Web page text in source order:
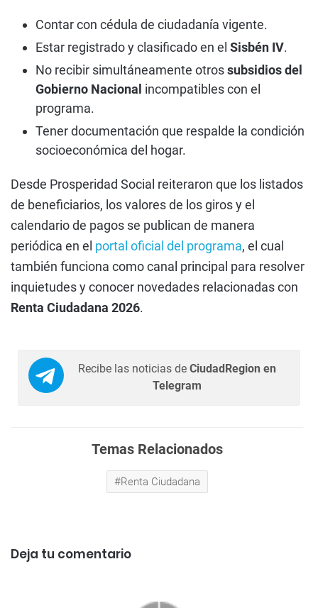
Contar con cédula de ciudadanía vigente.
Estar registrado y clasificado en el Sisbén IV.
No recibir simultáneamente otrossubsidios del
Gobierno Nacional incompatibles con el
programa.
Tener documentación que respalde la condición
socioeconómica del hogar.
Desde Prosperidad Social reiteraron que los listados
de beneficiarios, los valores de los giros y el
calendario de pagos se publican de manera
periódica en el portal oficial del programa, el cual
también funciona como canal principal para resolver
inquietudes y conocer novedades relacionadas con
Renta Ciudadana 2026.
Recibe las noticias de CiudadRegion en
Telegram
Temas Relacionados
Renta Ciudadana
Deja tu comentario